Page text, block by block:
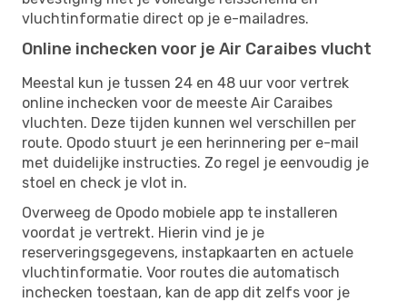
vluchtinformatie direct op je e-mailadres.
Online inchecken voor je Air Caraibes vlucht
Meestal kun je tussen 24 en 48 uur voor vertrek
online inchecken voor de meeste Air Caraibes
vluchten. Deze tijden kunnen wel verschillen per
route. Opodo stuurt je een herinnering per e-mail
met duidelijke instructies. Zo regel je eenvoudig je
stoel en check je vlot in.
Overweeg de Opodo mobiele app te installeren
voordat je vertrekt. Hierin vind je je
reserveringsgegevens, instapkaarten en actuele
vluchtinformatie. Voor routes die automatisch
inchecken toestaan, kan de app dit zelfs voor je